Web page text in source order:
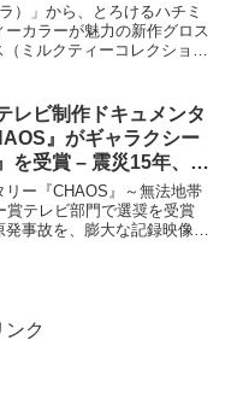
）」から、とろけるハチミ
カラーが魅力の新作グロス
ミルクティーコレクショ
レビ制作ドキュメンタ
』がギャラクシー
を受賞 – 震災15年、問
真実とは？
ー『CHAOS』～無法地帯
賞テレビ部門で選奨を受賞
事故を、膨大な記録映像と
ンク